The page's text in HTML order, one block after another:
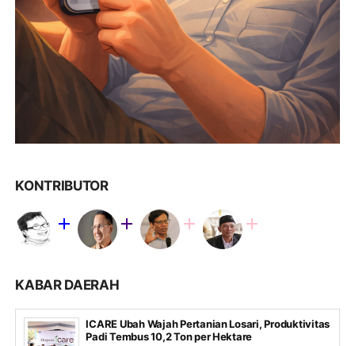
KONTRIBUTOR
KABAR DAERAH
ICARE Ubah Wajah Pertanian Losari, Produktivitas
Padi Tembus 10,2 Ton per Hektare